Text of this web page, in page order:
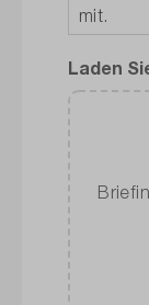
Laden